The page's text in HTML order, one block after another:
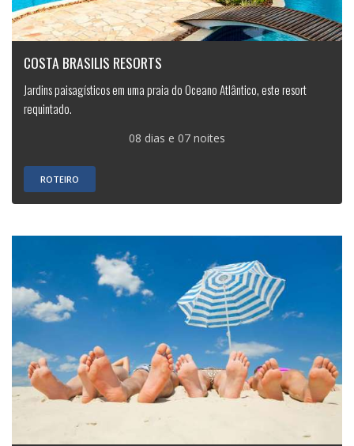
COSTA BRASILIS RESORTS
Jardins paisagísticos em uma praia do Oceano Atlântico, este resort
requintado.
08 dias e 07 noites
ROTEIRO